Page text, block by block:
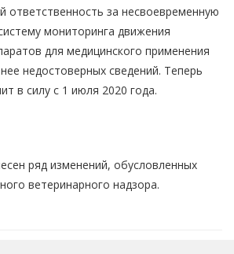
ответственность за несвоевременную
мониторинга движения
для медицинского применения
недостоверных сведений. Теперь
в силу с 1 июля 2020 года.
ряд изменений, обусловленных
ветеринарного надзора.